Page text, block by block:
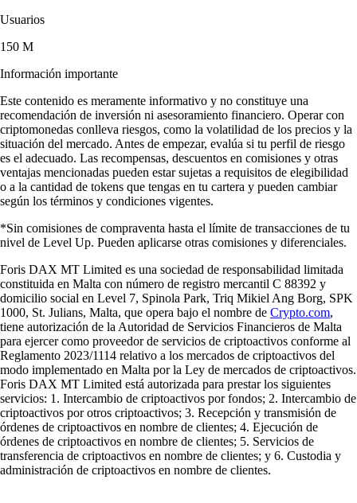
Usuarios
150 M
Información importante
Este contenido es meramente informativo y no constituye una
recomendación de inversión ni asesoramiento financiero. Operar con
criptomonedas conlleva riesgos, como la volatilidad de los precios y la
situación del mercado. Antes de empezar, evalúa si tu perfil de riesgo
es el adecuado. Las recompensas, descuentos en comisiones y otras
ventajas mencionadas pueden estar sujetas a requisitos de elegibilidad
o a la cantidad de tokens que tengas en tu cartera y pueden cambiar
según los términos y condiciones vigentes.
*Sin comisiones de compraventa hasta el límite de transacciones de tu
nivel de Level Up. Pueden aplicarse otras comisiones y diferenciales.
Foris DAX MT Limited es una sociedad de responsabilidad limitada
constituida en Malta con número de registro mercantil C 88392 y
domicilio social en Level 7, Spinola Park, Triq Mikiel Ang Borg, SPK
1000, St. Julians, Malta, que opera bajo el nombre de Crypto.com,
tiene autorización de la Autoridad de Servicios Financieros de Malta
para ejercer como proveedor de servicios de criptoactivos conforme al
Reglamento 2023/1114 relativo a los mercados de criptoactivos del
modo implementado en Malta por la Ley de mercados de criptoactivos.
Foris DAX MT Limited está autorizada para prestar los siguientes
servicios: 1. Intercambio de criptoactivos por fondos; 2. Intercambio de
criptoactivos por otros criptoactivos; 3. Recepción y transmisión de
órdenes de criptoactivos en nombre de clientes; 4. Ejecución de
órdenes de criptoactivos en nombre de clientes; 5. Servicios de
transferencia de criptoactivos en nombre de clientes; y 6. Custodia y
administración de criptoactivos en nombre de clientes.